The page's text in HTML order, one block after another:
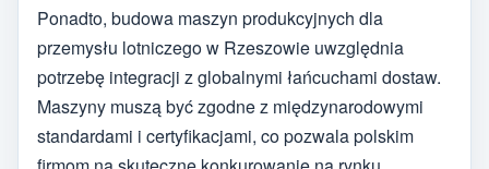
Ponadto, budowa maszyn produkcyjnych dla
przemysłu lotniczego w Rzeszowie uwzględnia
potrzebę integracji z globalnymi łańcuchami dostaw.
Maszyny muszą być zgodne z międzynarodowymi
standardami i certyfikacjami, co pozwala polskim